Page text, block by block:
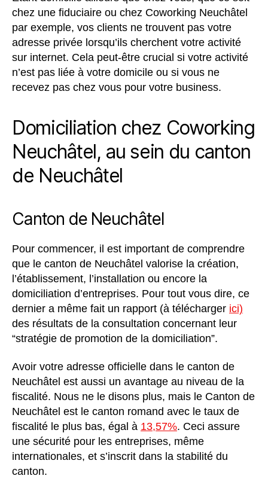
chez une fiduciaire ou chez Coworking Neuchâtel
par exemple, vos clients ne trouvent pas votre
adresse privée lorsqu’ils cherchent votre activité
sur internet. Cela peut-être crucial si votre activité
n’est pas liée à votre domicile ou si vous ne
recevez pas chez vous pour votre business.
Domiciliation chez Coworking
Neuchâtel, au sein du canton
de Neuchâtel
Canton de Neuchâtel
Pour commencer, il est important de comprendre
que le canton de Neuchâtel valorise la création,
l’établissement, l’installation ou encore la
domiciliation d’entreprises. Pour tout vous dire, ce
dernier a même fait un rapport (à télécharger ici)
des résultats de la consultation concernant leur
“stratégie de promotion de la domiciliation”.
Avoir votre adresse officielle dans le canton de
Neuchâtel est aussi un avantage au niveau de la
fiscalité. Nous ne le disons plus, mais le Canton de
Neuchâtel est le canton romand avec le taux de
fiscalité le plus bas, égal à 13,57%. Ceci assure
une sécurité pour les entreprises, même
internationales, et s’inscrit dans la stabilité du
canton.